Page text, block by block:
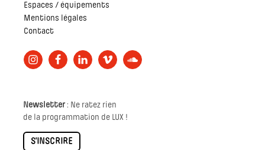
Espaces / équipements
Mentions légales
Contact
Newsletter: Ne ratez rien
de la programmation de LUX !
S'INSCRIRE